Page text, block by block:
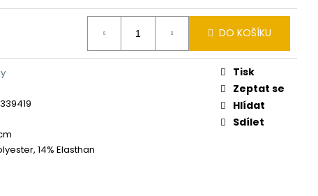
DO KOŠÍKU
14% Elasthan
Tisk
Zeptat se
Hlídat
Sdílet